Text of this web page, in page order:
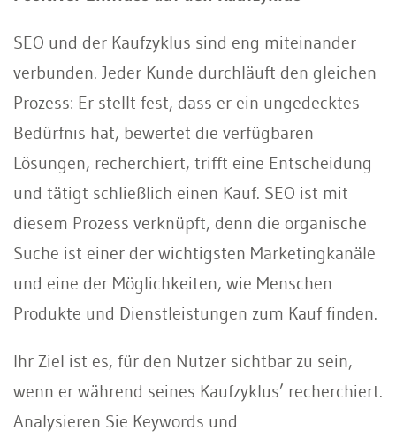
SEO und der Kaufzyklus sind eng miteinander
verbunden. Jeder Kunde durchläuft den gleichen
Prozess: Er stellt fest, dass er ein ungedecktes
Bedürfnis hat, bewertet die verfügbaren
Lösungen, recherchiert, trifft eine Entscheidung
und tätigt schließlich einen Kauf. SEO ist mit
diesem Prozess verknüpft, denn die organische
Suche ist einer der wichtigsten Marketingkanäle
und eine der Möglichkeiten, wie Menschen
Produkte und Dienstleistungen zum Kauf finden.
Ihr Ziel ist es, für den Nutzer sichtbar zu sein,
wenn er während seines Kaufzyklus’ recherchiert.
Analysieren Sie Keywords und